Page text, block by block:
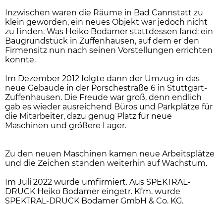
Inzwischen waren die Räume in Bad Cannstatt zu
klein geworden, ein neues Objekt war jedoch nicht
zu finden. Was Heiko Bodamer stattdessen fand: ein
Baugrundstück in Zuffenhausen, auf dem er den
Firmensitz nun nach seinen Vorstellungen errichten
konnte.
Im Dezember 2012 folgte dann der Umzug in das
neue Gebäude in der Porschestraße 6 in Stuttgart-
Zuffenhausen. Die Freude war groß, denn endlich
gab es wieder ausreichend Büros und Parkplätze für
die Mitarbeiter, dazu genug Platz für neue
Maschinen und größere Lager.
Zu den neuen Maschinen kamen neue Arbeitsplätze
und die Zeichen standen weiterhin auf Wachstum.
Im Juli 2022 wurde umfirmiert. Aus SPEKTRAL-
DRUCK Heiko Bodamer eingetr. Kfm. wurde
SPEKTRAL-DRUCK Bodamer GmbH & Co. KG.